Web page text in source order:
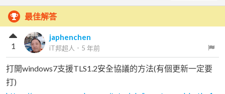
最佳解答
japhenchen
iT邦超人 ． 5 年前
1
打開windows7支援TLS1.2安全協議的方法(有個更新一定要
打)